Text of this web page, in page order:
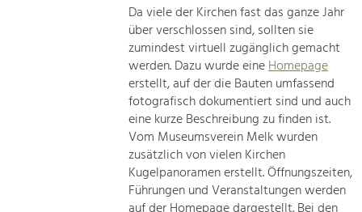
Soziales, Bildung &
Gleichberechtigung, Jugend und
Mobilität & Energie
Klimawandel, öffentlicher Verkehr und
erneuerbare Energie
Steigerung regionaler Wertschöpfung
Da viele der Kirchen fast das ganze Jahr
über verschlossen sind, sollten sie
zumindest virtuell zugänglich gemacht
werden. Dazu wurde eineHomepage
erstellt, auf der die Bauten umfassend
fotografisch dokumentiert sind und auch
eine kurze Beschreibung zu finden ist.
Vom Museumsverein Melk wurden
zusätzlich von vielen Kirchen
Kugelpanoramen erstellt. Öffnungszeiten,
Führungen und Veranstaltungen werden